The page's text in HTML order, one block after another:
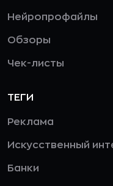
Нейропрофайлы
Обзоры
Чек-листы
ТЕГИ
Реклама
Искусственный
Банки